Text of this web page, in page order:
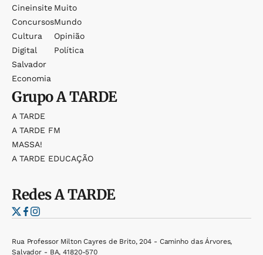
Cineinsite
Concursos
Cultura
Digital
Salvador
Economia
Muito
Mundo
Opinião
Política
GrupoA TARDE
A TARDE
A TARDE FM
MASSA!
A TARDE EDUCAÇÃO
RedesA TARDE
Rua Professor Milton Cayres de Brito, 204 - Caminho das Árvores,
Salvador - BA, 41820-570